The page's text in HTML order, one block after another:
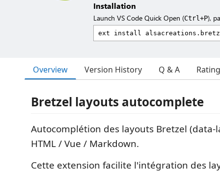
Installation
Launch VS Code Quick Open (Ctrl+P),
Overview Version History Q & A
Bretzel layouts autocomplete
Autocomplétion des layouts Bretzel
HTML / Vue / Markdown.
Cette extension facilite l'intégration des